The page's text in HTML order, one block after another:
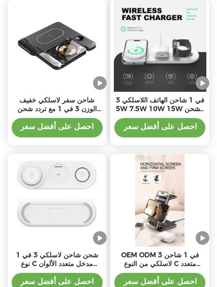
شاحن سفر لاسلكي خفيف
الوزن 3 في 1 مع تردد شحن
110-205 كيلو هرتز كابل 1m
احصل على أفضل سعر
3 في 1 شاحن الهاتف اللاسلكي
5W 7.5W 10W 15W للشحن
/ 1 X كابل من النوع C
احصل على أفضل سعر
شحن شاحن لاسلكي 3 في 1
نوع C مدخل متعدد الألوان
تصميم كابل 1m لأجهزة متعددة
احصل على أفضل سعر
OEM ODM 3 في 1 شاحن
لاسلكي من النوع C متعدد
الألوان مع 10W الطاقة 5W
الخروج ساعة
احصل على أفضل سعر